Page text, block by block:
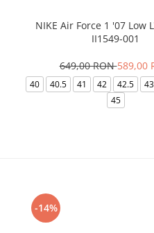
NIKE Air Force 1 '07 Low
II1549-001
649,00 RON589,00
40 40.5 41 42 42.5 43
45
-14%